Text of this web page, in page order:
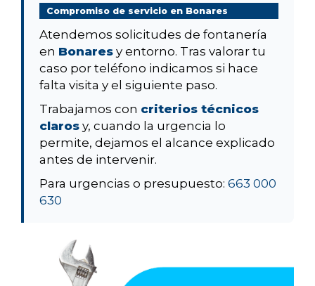
Compromiso de servicio en Bonares
Atendemos solicitudes de fontanería
en Bonares y entorno. Tras valorar tu
caso por teléfono indicamos si hace
falta visita y el siguiente paso.
Trabajamos con criterios técnicos
claros y, cuando la urgencia lo
permite, dejamos el alcance explicado
antes de intervenir.
Para urgencias o presupuesto: 663 000
630